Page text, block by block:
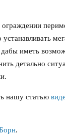
иметь
детально
нашу статью
.